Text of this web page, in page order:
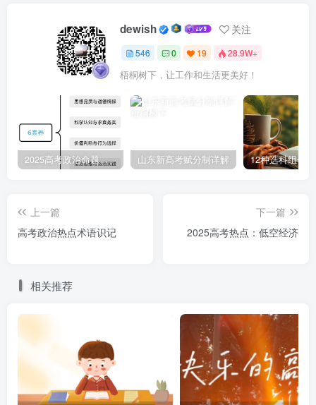
dewish 关注
546 0 19 28.9W+
梧桐树下，让工作和生活更美好！
2025高考政治命题纲要解读 山东新高考赋分制详解 12种选科组合
上一篇
高考政治热点术语识记
下一篇
2025高考热点：低空经济
相关推荐